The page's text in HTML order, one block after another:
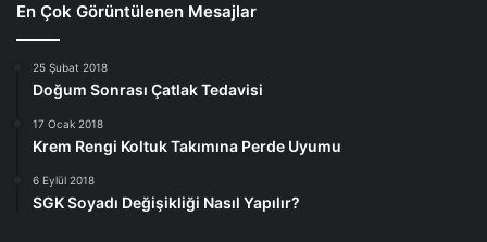
En Çok Görüntülenen Mesajlar
25 Şubat 2018
Doğum Sonrası Çatlak Tedavisi
17 Ocak 2018
Krem Rengi Koltuk Takımına Perde Uyumu
6 Eylül 2018
SGK Soyadı Değişikliği Nasıl Yapılır?